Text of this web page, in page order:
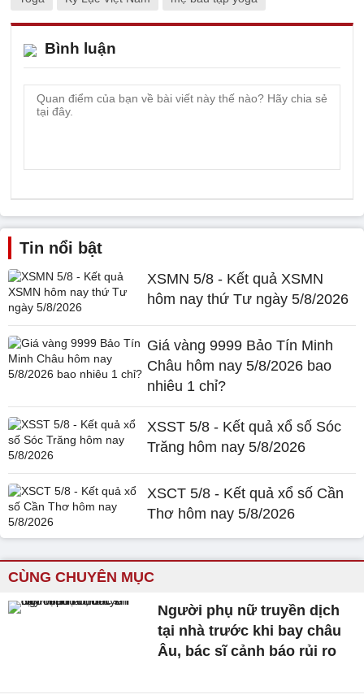
Bình luận
Tin nổi bật
XSMN 5/8 - Kết quả XSMN
hôm nay thứ Tư ngày 5/8/2026
Giá vàng 9999 Bảo Tín Minh
Châu hôm nay 5/8/2026 bao
nhiêu 1 chỉ?
XSST 5/8 - Kết quả xổ số Sóc
Trăng hôm nay 5/8/2026
XSCT 5/8 - Kết quả xổ số Cần
Thơ hôm nay 5/8/2026
CÙNG CHUYÊN MỤC
Người phụ nữ truyền dịch
tại nhà trước khi bay châu
Âu, bác sĩ cảnh báo rủi ro